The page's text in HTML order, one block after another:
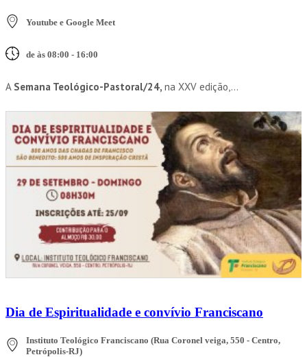
Youtube e Google Meet
de às 08:00 - 16:00
A Semana Teológico-Pastoral/24, na XXV edição,...
Dia de Espiritualidade e convívio Franciscano
Instituto Teológico Franciscano (Rua Coronel veiga, 550 - Centro,
Petrópolis-RJ)